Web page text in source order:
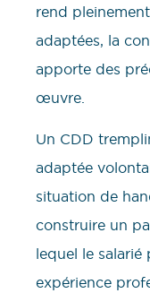
rend
adaptées, la
apporte des
œuvre.
Un CDD
adaptée
situation de
construire un
lequel le
expérience